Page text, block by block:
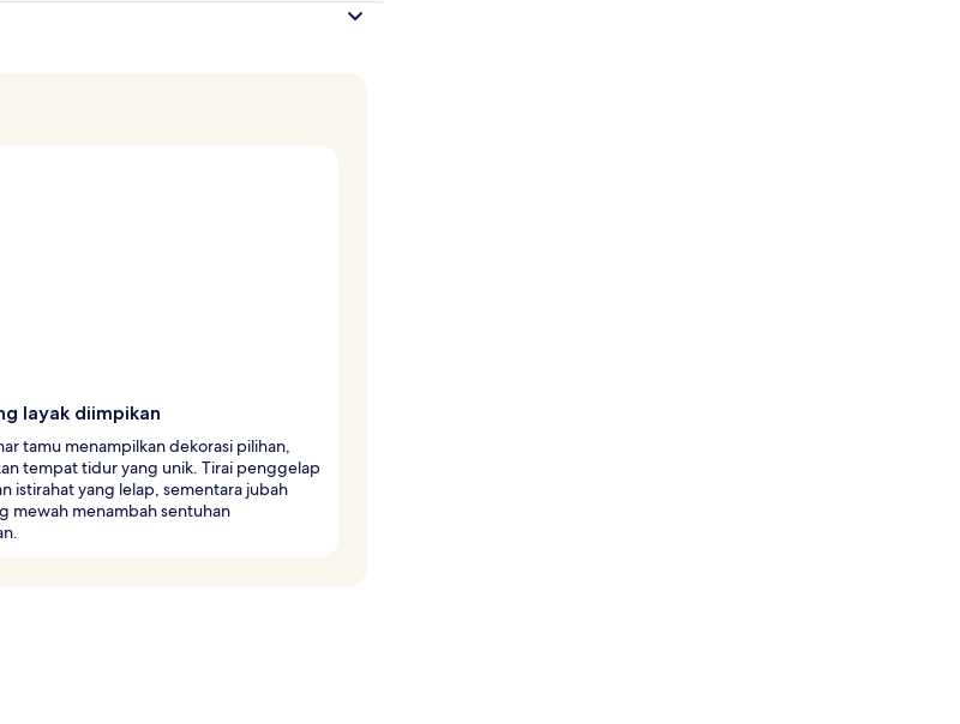
layak diimpikan
tamu menampilkan dekorasi pilihan,
tempat tidur yang unik. Tirai penggelap
istirahat yang lelap, sementara jubah
mewah menambah sentuhan